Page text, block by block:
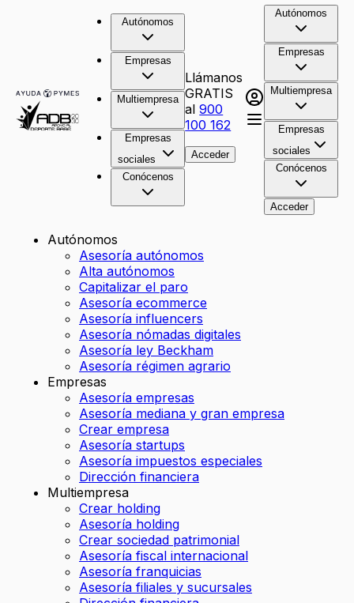
Autónomos
Empresas
Multiempresa
Empresas
sociales
Conócenos
Llámanos
GRATIS
al900
100 162
Acceder
Autónomos
Empresas
Multiempresa
Empresas
sociales
Conócenos
Acceder
Autónomos
Asesoría autónomos
Alta autónomos
Capitalizar el paro
Asesoría ecommerce
Asesoría influencers
Asesoría nómadas digitales
Asesoría ley Beckham
Asesoría régimen agrario
Empresas
Asesoría empresas
Asesoría mediana y gran empresa
Crear empresa
Asesoría startups
Asesoría impuestos especiales
Dirección financiera
Multiempresa
Crear holding
Asesoría holding
Crear sociedad patrimonial
Asesoría fiscal internacional
Asesoría franquicias
Asesoría filiales y sucursales